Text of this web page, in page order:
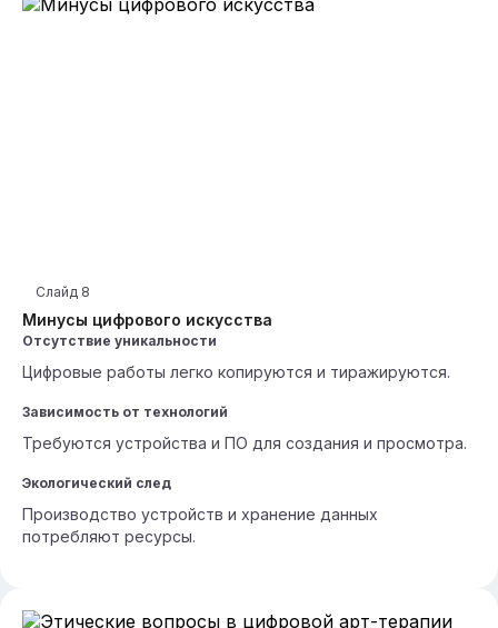
Минусы цифрового искусства
Слайд 8
Отсутствие уникальности
Цифровые работы легко копируются и тиражируются.
Зависимость от технологий
Требуются устройства и ПО для создания и просмотра.
Экологический след
Производство устройств и хранение данных
потребляют ресурсы.